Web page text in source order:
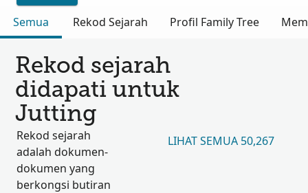
Semua
Rekod Sejarah Profil Family Tree
Rekod sejarah
didapati untuk
Jutting
Rekod sejarah
adalah dokumen-
dokumen yang
berkongsi butiran
LIHAT SEMUA 50,267